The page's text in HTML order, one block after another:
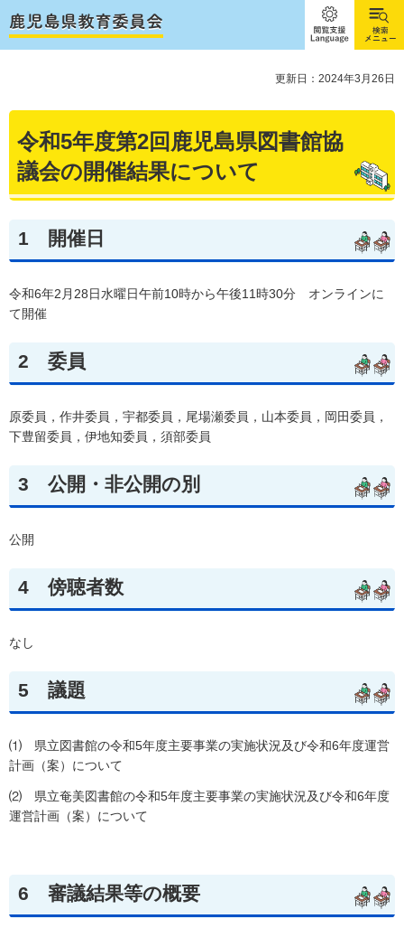
閲覧支
援
Language
検索メ
ニュー
更新日：2024年3月26日
令和5年度第2回鹿児島県図書館協
議会の開催結果について
1 開催日
令和6年2月28日水曜日午前10時から午後11時30分
オンラインに
て開催
2 委員
原委員，作井委員，宇都委員，尾場瀬委員，山本委員，岡田委員，
下豊留委員，伊地知委員，須部委員
3 公開・非公開の別
公開
4 傍聴者数
なし
5 議題
⑴ 県立図書館の令和5年度主要事業の実施状況及び令和6年度運営
計画（案）について
⑵ 県立奄美図書館の令和5年度主要事業の実施状況及び令和6年度
運営計画（案）について
6 審議結果等の概要